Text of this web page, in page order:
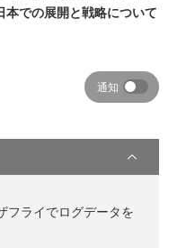
での展開と戦略について
通知
フライでログデータを